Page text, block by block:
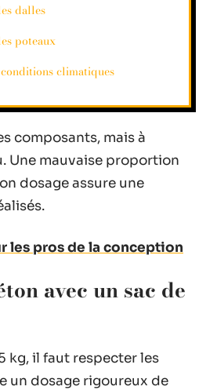
dalles
poteaux
climatiques
composants, mais à
Une mauvaise proportion
dosage assure une
les pros de la conception
avec un sac de
kg, il faut respecter les
un dosage rigoureux de